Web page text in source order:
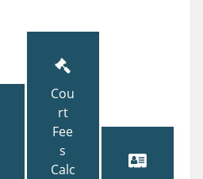
Cou
rt
Fee
s
Calc